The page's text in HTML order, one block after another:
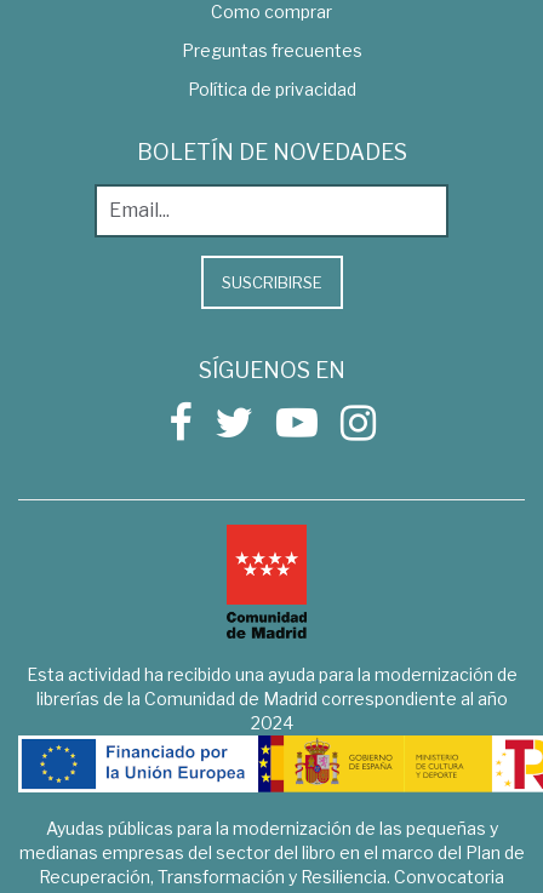
Como comprar
Preguntas frecuentes
Política de privacidad
BOLETÍN DE NOVEDADES
SUSCRIBIRSE
SÍGUENOS EN
Esta actividad ha recibido una ayuda para la modernización de
librerías de la Comunidad de Madrid correspondiente al año
2024
Ayudas públicas para la modernización de las pequeñas y
medianas empresas del sector del libro en el marco del Plan de
Recuperación, Transformación y Resiliencia. Convocatoria